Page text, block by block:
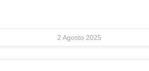
2 Agosto 2025